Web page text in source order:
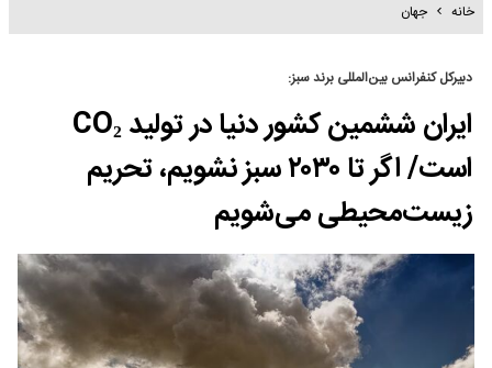
خانه جهان
دبیرکل کنفرانس بین‌المللی برند سبز:
ایران ششمین کشور دنیا در تولید CO₂
است/ اگر تا ۲۰۳۰ سبز نشویم، تحریم‌
زیست‌محیطی می‌شویم